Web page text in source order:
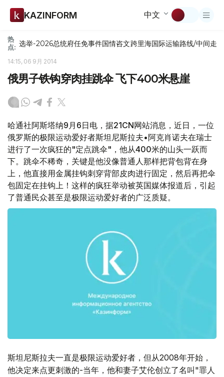
KAZINFORM 中文
热
点: 选举-2026总统府任免事件国情咨文跨里海国际运输路线/中间走廊
14:15, 06 9月 2014
俄男子铁钩穿肉挂跳伞 飞下400米悬崖
哈通社阿斯塔纳9月6日电，据21CN网站消息，近日，一位
俄罗斯的极限运动爱好者斯坦尼斯拉夫•阿克肖诺夫在瑞士
进行了一次疯狂的"定点跳伞"，他从400米的山头一跃而
下。跳伞不稀奇，关键是他没像普通人那样把背包背在身
上，他直接用金属挂钩刺穿背部皮肉进行固定，然后再把伞
包固定在挂钩上！这样的疯狂举动被英国媒体报道后，引起
了普通民众甚至是极限运动爱好者的广泛质疑。
斯坦尼斯拉夫一直是极限运动爱好者，但从2008年开始，
他决定来点更刺激的-当年，他和妻子艾伦创立了名叫"罪人